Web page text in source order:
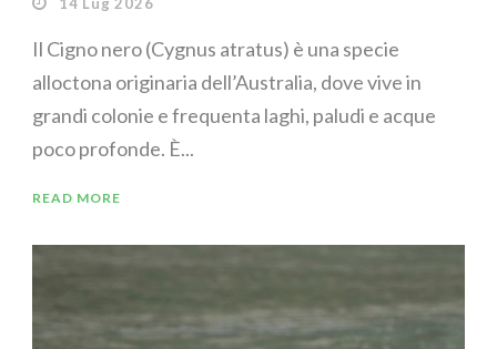
Il Cigno nero (Cygnus atratus) è una specie
alloctona originaria dell’Australia, dove vive in
grandi colonie e frequenta laghi, paludi e acque
poco profonde. È...
READ MORE